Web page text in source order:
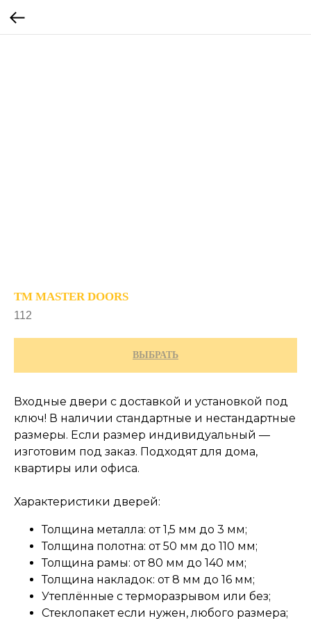
TM MASTER DOORS
112
ВЫБРАТЬ
Входные двери с доставкой и установкой под
ключ! В наличии стандартные и нестандартные
размеры. Если размер индивидуальный —
изготовим под заказ. Подходят для дома,
квартиры или офиса.
Характеристики дверей:
Толщина металла: от 1,5 мм до 3 мм;
Толщина полотна: от 50 мм до 110 мм;
Толщина рамы: от 80 мм до 140 мм;
Толщина накладок: от 8 мм до 16 мм;
Утеплённые с терморазрывом или без;
Стеклопакет если нужен, любого размера;